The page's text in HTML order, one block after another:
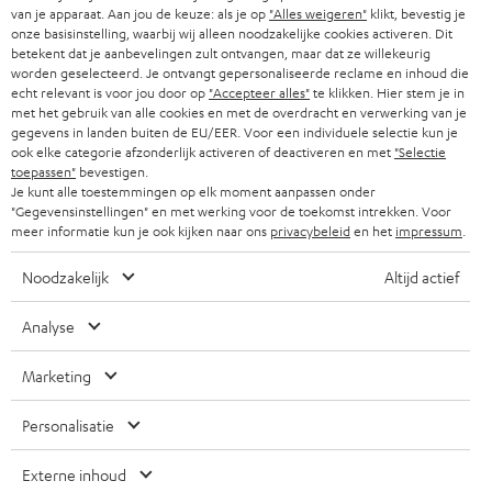
r
i
e
f
BLUETOOTH
KOPTELEFOONS
BLUETOOTH KOPTELEFOONS
COMPLETE SETS
SPEAKERS
FANSHOP
NIEUWKOMERS
PARTNERPROGRAMMA
BLOG
NEWSLETTER
STORES
TEUFEL VOORDELEN
TEUFEL STORY
MANAGEMENT
DUURZAAMHEID
NORMEN EN WAARDES
STUDENTENKORTING
ZWITSERLAND
NEDERLAND
BELGIË
FRANKRIJK
SPANJE
ITALIË
'Kennelijke' (typ)fouten voorbehouden. De op de foto's afgebeelde
accessoires zijn niet bij de levering inbegrepen. Eventuele
verwijderingskosten voor batterijen zijn bij de prijs inbegrepen.
van je apparaat. Aan jou de keuze: als je op "Alles weigeren" klikt, bevestig je
onze basisinstelling, waarbij wij alleen noodzakelijke cookies activeren. Dit
betekent dat je aanbevelingen zult ontvangen, maar dat ze willekeurig
worden geselecteerd. Je ontvangt gepersonaliseerde reclame en inhoud die
echt relevant is voor jou door op "Accepteer alles"te klikken. Hier stem je in
met het gebruik van alle cookies en met de overdracht en verwerking van je
gegevens in landen buiten de EU/EER. Voor een individuele selectie kun je
ook elke categorie afzonderlijk activeren of deactiveren en met "Selectie
toepassen" bevestigen.
Je kunt alle toestemmingen op elk moment aanpassen onder
"Gegevensinstellingen" en met werking voor de toekomst intrekken. Voor
meer informatie kun je ook kijken naar ons privacybeleiden het impressum
Noodzakelijk Altijd actief
Analyse
Marketing
Personalisatie
Externe inhoud